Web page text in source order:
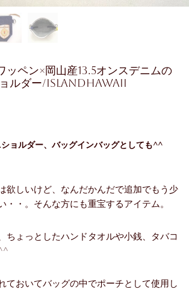
ペン×岡山産13.5オンスデニムの
ョルダー/islandhawaii
ョルダー、バッグインバッグとしても^^
欲しいけど、なんだかんだで追加でもう少
・・。そんな方にも重宝するアイテム。
ちょっとしたハンドタオルや小銭、タバコ
ておいてバッグの中でポーチとして使用し